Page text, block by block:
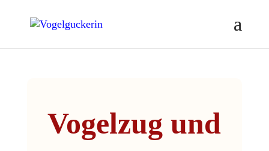
Vogelzug und